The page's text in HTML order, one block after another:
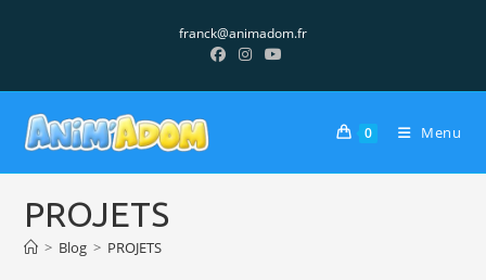
franck@animadom.fr
0 Menu
PROJETS
> Blog > PROJETS